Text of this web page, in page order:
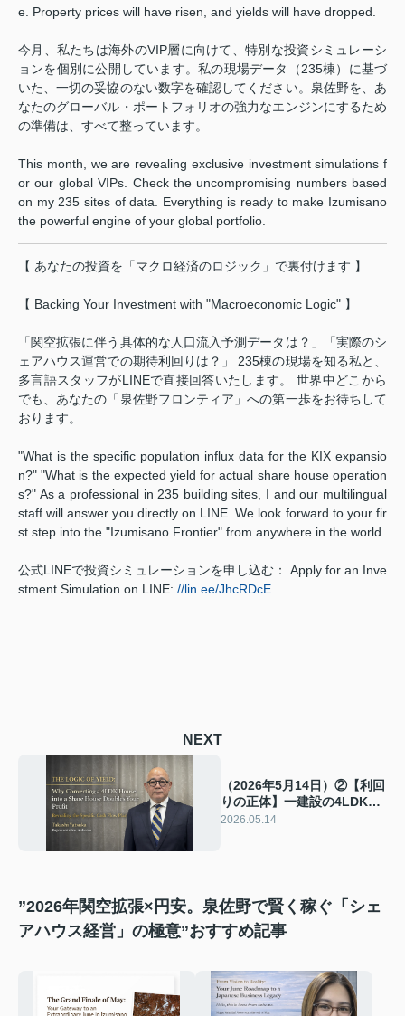
e. Property prices will have risen, and yields will have dropped.
今月、私たちは海外のVIP層に向けて、特別な投資シミュレーシ
ョンを個別に公開しています。私の現場データ（235棟）に基づ
いた、一切の妥協のない数字を確認してください。泉佐野を、あ
なたのグローバル・ポートフォリオの強力なエンジンにするため
の準備は、すべて整っています。
This month, we are revealing exclusive investment simulations f
or our global VIPs. Check the uncompromising numbers based
on my 235 sites of data. Everything is ready to make Izumisano
the powerful engine of your global portfolio.
【 あなたの投資を「マクロ経済のロジック」で裏付けます 】
【 Backing Your Investment with "Macroeconomic Logic" 】
「関空拡張に伴う具体的な人口流入予測データは？」「実際のシ
ェアハウス運営での期待利回りは？」 235棟の現場を知る私と、
多言語スタッフがLINEで直接回答いたします。 世界中どこから
でも、あなたの「泉佐野フロンティア」への第一歩をお待ちして
おります。
"What is the specific population influx data for the KIX expansio
n?" "What is the expected yield for actual share house operation
s?" As a professional in 235 building sites, I and our multilingual
staff will answer you directly on LINE. We look forward to your fir
st step into the "Izumisano Frontier" from anywhere in the world.
公式LINEで投資シミュレーションを申し込む： Apply for an Inve
stment Simulation on LINE: //lin.ee/JhcRDcE
NEXT
（2026年5月14日）②【利回
りの正体】一建設の4LDKを
シェアハウスにするとなぜ収
2026.05.14
”2026年関空拡張×円安。泉佐野で賢く稼ぐ「シェ
アハウス経営」の極意”おすすめ記事